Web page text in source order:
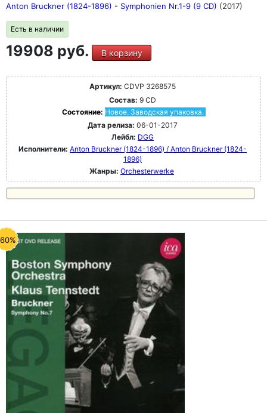
Anton Bruckner (1824-1896) - Symphonien Nr.1-9 (9 CD) (2017)
Есть в наличии
19908 руб. В корзину
Артикул: CDVP 3268575
Состав: 9 CD
Состояние: Новое. Заводская упаковка.
Дата релиза: 06-01-2017
Лейбл: DGG
Исполнители: Anton Bruckner (1824-1896) / Anton Bruckner (1824-
1896)
Жанры: Orchesterwerke